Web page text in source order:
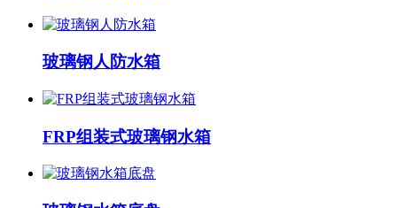
玻璃钢人防水箱
FRP组装式玻璃钢水箱